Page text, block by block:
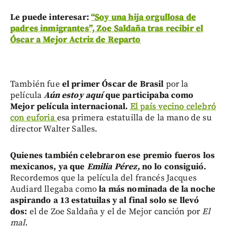
Le puede interesar: “Soy una hija orgullosa de
padres inmigrantes”, Zoe Saldaña tras recibir el
Óscar a Mejor Actriz de Reparto
También fue el primer Óscar de Brasil por la
películaAún estoy aquíque participaba como
Mejor película internacional.El país vecino celebró
con euforiaesa primera estatuilla de la mano de su
director Walter Salles.
Quienes también celebraron ese premio fueros los
mexicanos, ya que Emilia Pérez,no lo consiguió.
Recordemos que la película del francés Jacques
Audiard llegaba comola más nominada de la noche
aspirando a 13 estatuilas y al final solo se llevó
dos: el de Zoe Saldaña y el de Mejor canción porEl
mal.